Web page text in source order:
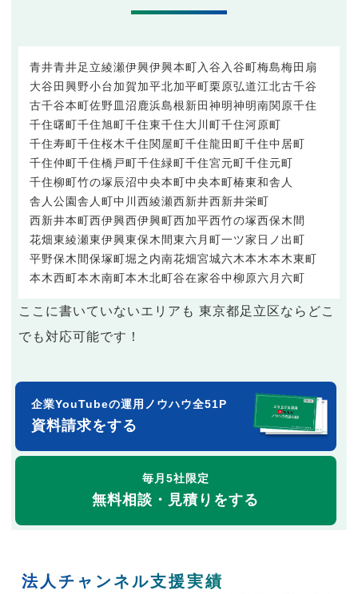
青井青井足立綾瀬伊興伊興本町 入谷 入谷町梅島梅田 扇
大谷田興野小台加賀加平北加平町栗原弘道江北古千谷
古千谷本町佐野皿沼 鹿浜島根新田神明神明南関原千住
千住曙町千住旭町千住東千住大川町千住河原町
千住寿町千住桜木千住関屋町千住龍田町千住中居町
千住仲町千住橋戸町千住緑町千住宮元町千住元町
千住柳町竹の塚 辰沼中央本町中央本町椿東和舎人
舎人公園舎人町中川西綾瀬西新井西新井栄町
西新井本町西伊興西伊興町西加平西竹の塚西保木間
花畑東綾瀬東伊興東保木間東六月町一ツ家 日ノ出町
平野保木間保塚町堀之内南花畑宮城六木本木本木東町
本木西町本木南町本木北町谷在家谷中柳原六月 六町
ここに書いていないエリアも 東京都足立区ならどこ
でも対応可能です！
企業YouTubeの運用ノウハウ全51P
資料請求をする
毎月5社限定
無料相談・見積りをする
法人チャンネル支援実績